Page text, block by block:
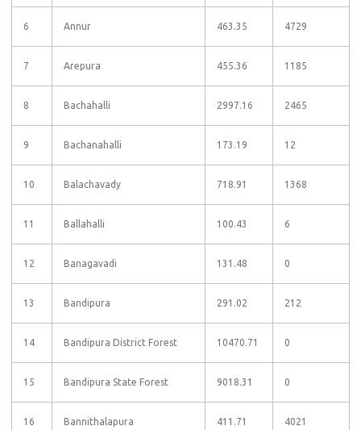
6 Annur 463.35 4729
7 Arepura 455.36 1185
8 Bachahalli 2997.16 2465
9 Bachanahalli 173.19 12
10 Balachavady 718.91 1368
11 Ballahalli 100.43 6
12 Banagavadi 131.48 0
13 Bandipura 291.02 212
14 Bandipura District Forest 10470.71 0
15 Bandipura State Forest 9018.31 0
16 Bannithalapura 411.71 4021